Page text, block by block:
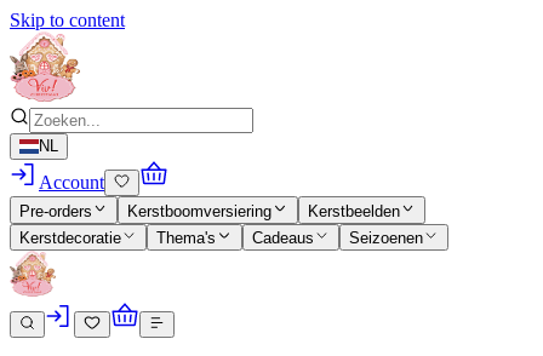
Skip to content
NL
Account
Pre-orders Kerstboomversiering
Kerstbeelden
Kerstdecoratie
Thema's Cadeaus Seizoenen